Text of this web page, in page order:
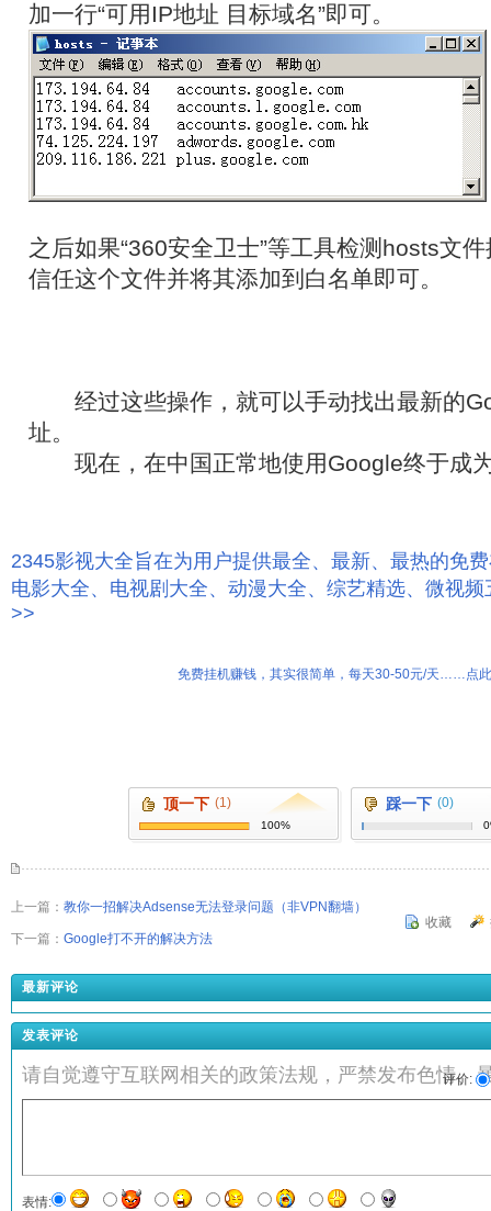
加一行“可用IP地址 目标域名”即可。
之后如果“360安全卫士”等工具检测hosts文
信任这个文件并将其添加到白名单即可。
经过这些操作，就可以手动找出最新的
址。
现在，在中国正常地使用Google终于成
2345影视大全旨在为用户提供最全、最新、最热的免
电影大全、电视剧大全、动漫大全、综艺精选、微视
>>
免费挂机赚钱，其实很简单，每天30-50元/天……点
顶一下 (1)
100%
踩一下 (0)
上一篇： 教你一招解决Adsense无法登录问题（非VPN翻墙）
下一篇： Google打不开的解决方法
收藏
最新评论
发表评论
请自觉遵守互联网相关的政策法规，严禁发布色情、
评价:
表情: